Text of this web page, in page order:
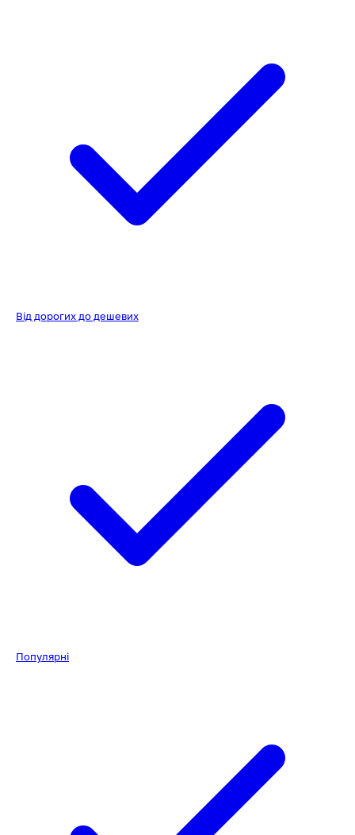
Від дорогих до дешевих
Популярні